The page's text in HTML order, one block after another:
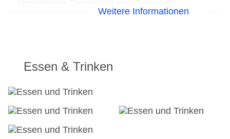
Tagungsequipment, Coffee Breaks: pro Person
Weitere Informationen
Essen & Trinken